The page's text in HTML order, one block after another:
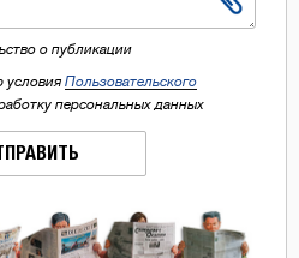
о публикации
условия Пользовательского
персональных данных